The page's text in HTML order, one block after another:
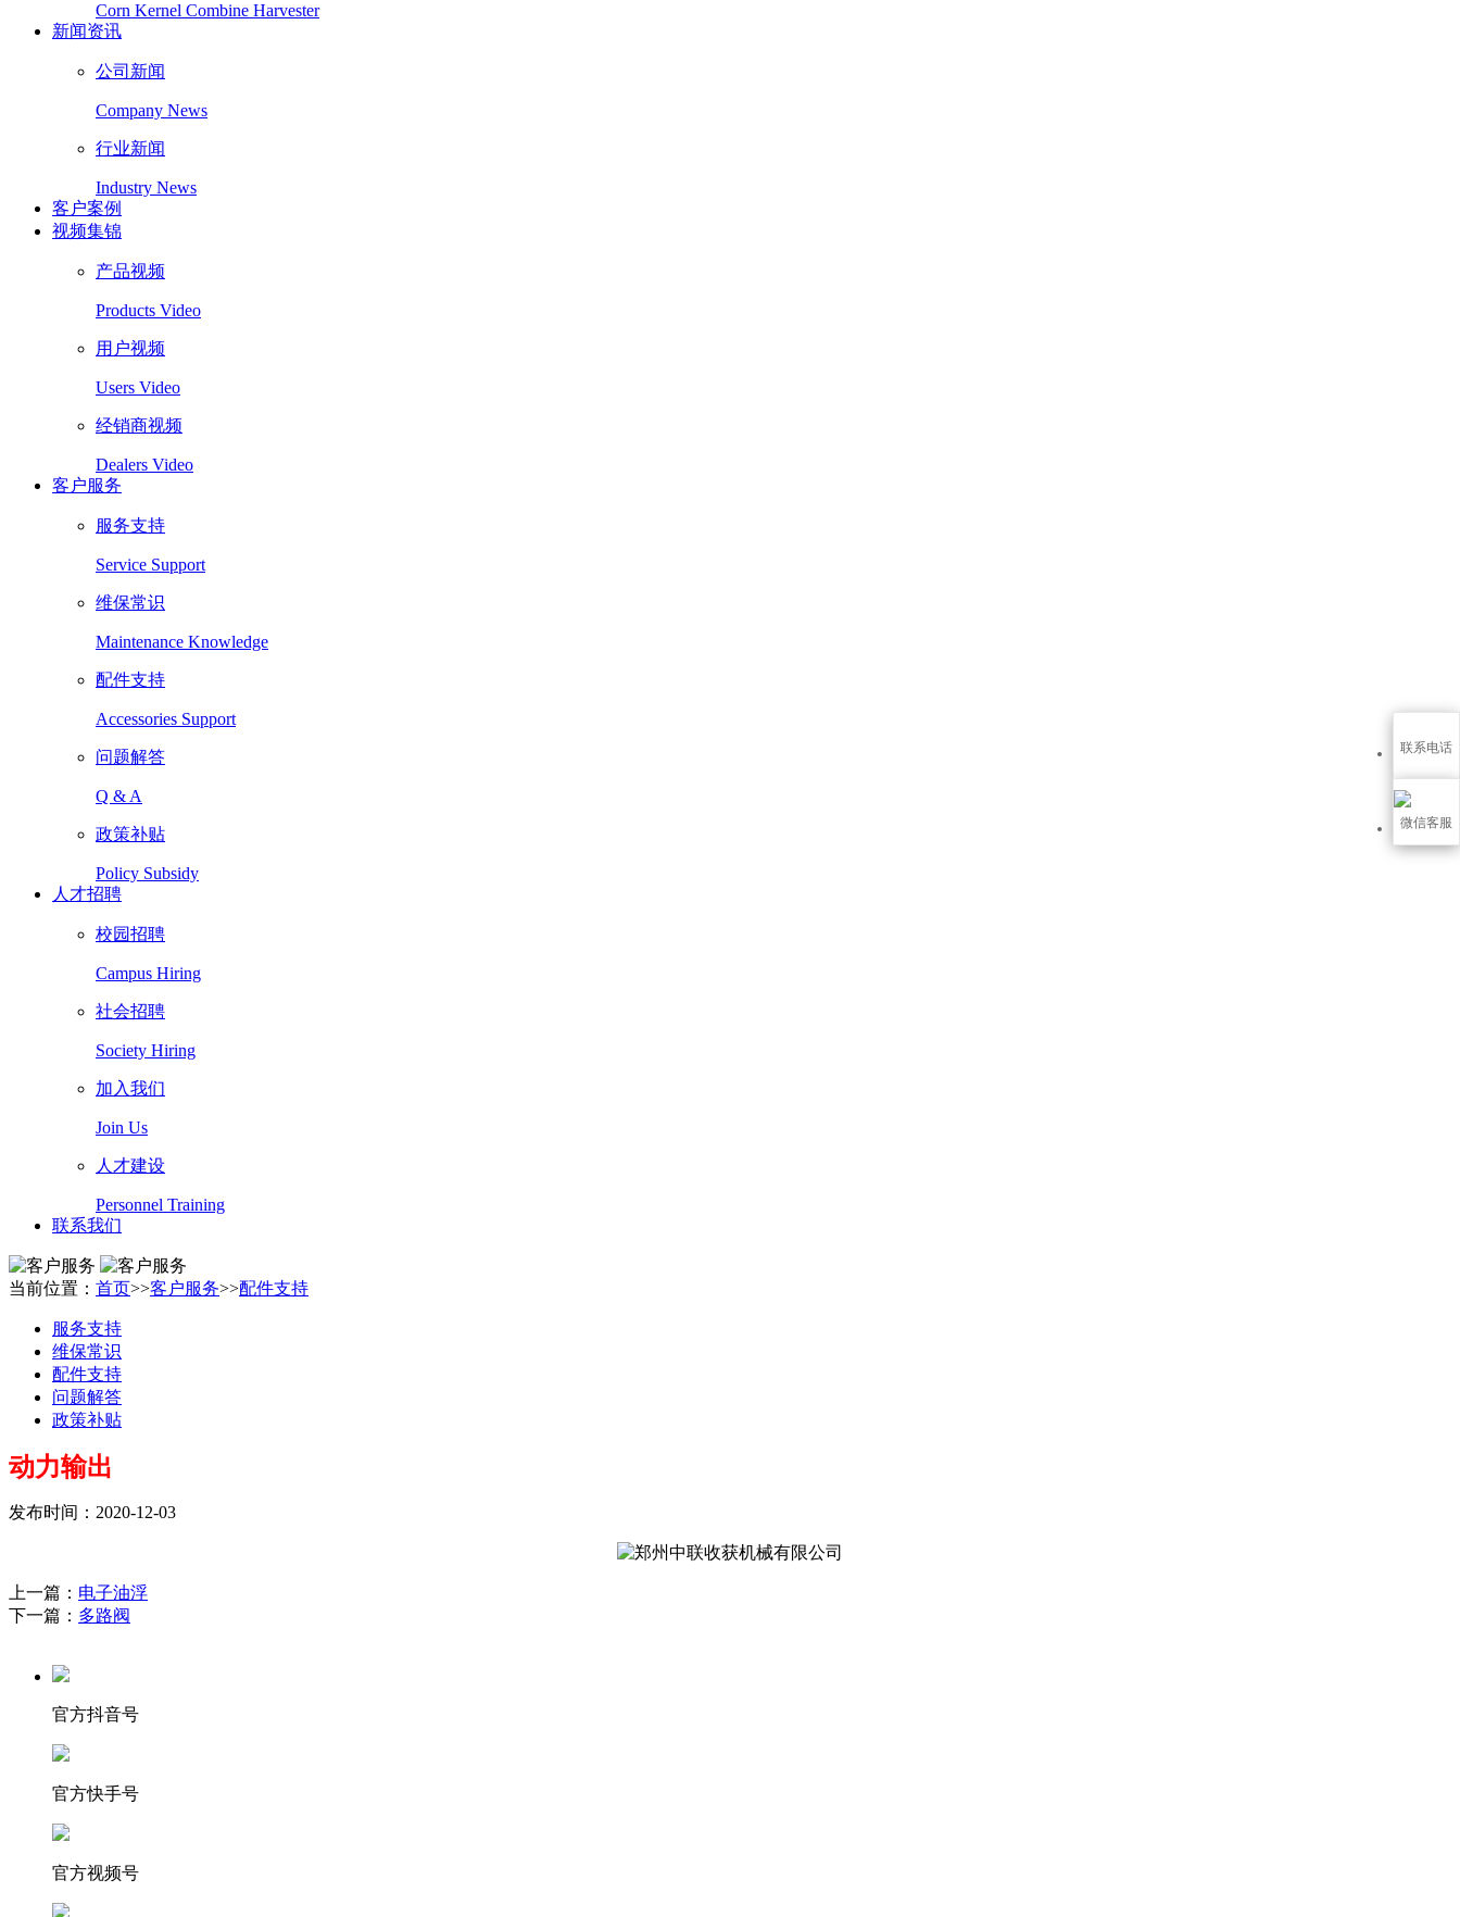
Corn Kernel Combine Harvester
新闻资讯
公司新闻
Company News
行业新闻
Industry News
客户案例
视频集锦
产品视频
Products Video
用户视频
Users Video
经销商视频
Dealers Video
客户服务
服务支持
Service Support
维保常识
Maintenance Knowledge
配件支持
Accessories Support
问题解答
Q & A
政策补贴
Policy Subsidy
人才招聘
校园招聘
Campus Hiring
社会招聘
Society Hiring
加入我们
Join Us
人才建设
Personnel Training
联系我们
当前位置： 首页>>客户服务>>配件支持
服务支持
维保常识
配件支持
问题解答
政策补贴
动力输出
发布时间：2020-12-03
上一篇： 电子油浮
下一篇： 多路阀
官方抖音号
官方快手号
官方视频号
联系电话
微信客服